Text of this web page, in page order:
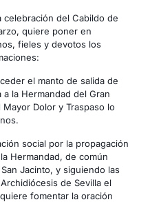
celebración del Cabildo de
quiere poner en
fieles y devotos los
el manto de salida de
a la Hermandad del Gran
Dolor y Traspaso lo
social por la propagación
Hermandad, de común
Jacinto, y siguiendo las
de Sevilla el
fomentar la oración